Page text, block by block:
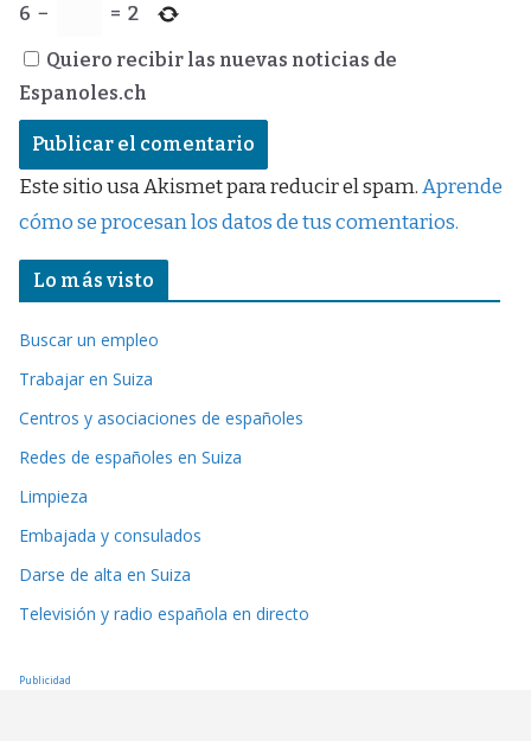
6 − = 2
Quiero recibir las nuevas noticias de
Espanoles.ch
Este sitio usa Akismet para reducir el spam.Aprende
cómo se procesan los datos de tus comentarios.
Lo más visto
Buscar un empleo
Trabajar en Suiza
Centros y asociaciones de españoles
Redes de españoles en Suiza
Limpieza
Embajada y consulados
Darse de alta en Suiza
Televisión y radio española en directo
Publicidad